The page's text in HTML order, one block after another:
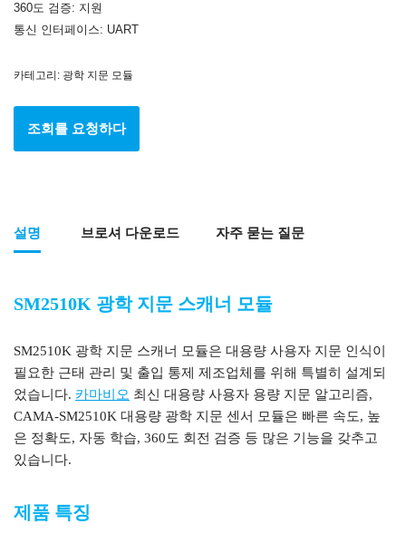
360도 검증: 지원
통신 인터페이스: UART
카테고리: 광학 지문 모듈
조회를 요청하다
설명 브로셔 다운로드 자주 묻는 질문
SM2510K 광학 지문 스캐너 모듈
SM2510K 광학 지문 스캐너 모듈은 대용량 사용자 지문 인식이
필요한 근태 관리 및 출입 통제 제조업체를 위해 특별히 설계되
었습니다. 카마비오 최신 대용량 사용자 용량 지문 알고리즘,
CAMA-SM2510K 대용량 광학 지문 센서 모듈은 빠른 속도, 높
은 정확도, 자동 학습, 360도 회전 검증 등 많은 기능을 갖추고
있습니다.
제품 특징